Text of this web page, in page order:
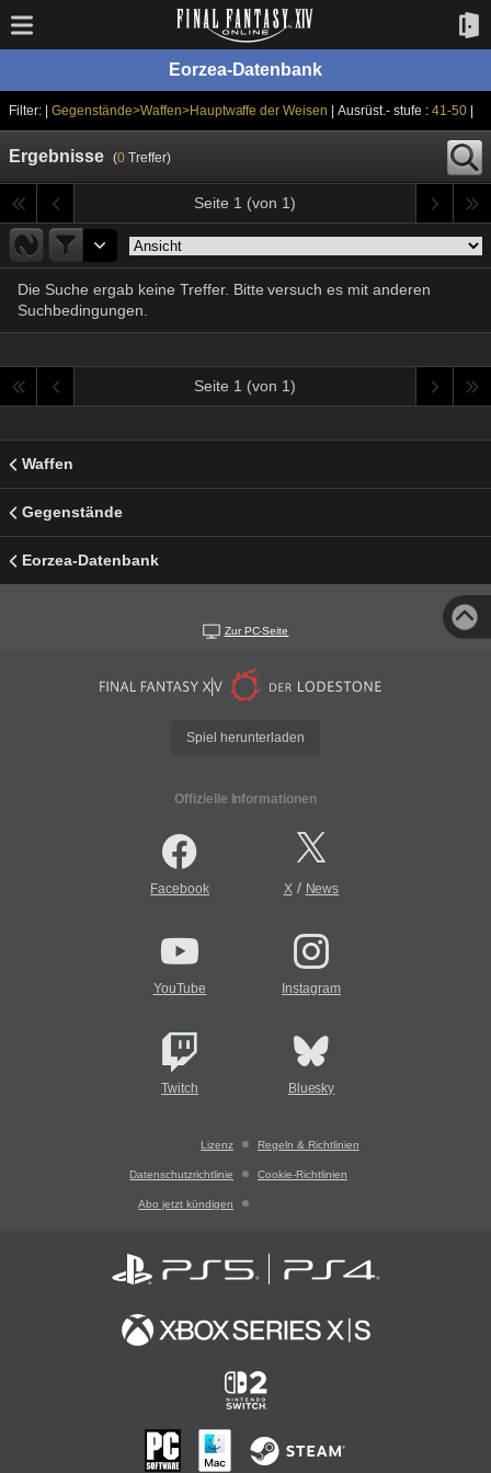
Eorzea-Datenbank
Filter: | Gegenstände>Waffen>Hauptwaffe der Weisen | Ausrüst.- stufe : 41-50|
Ergebnisse (0Treffer)
Seite 1 (von 1)
Die Suche ergab keine Treffer. Bitte versuch es mit anderen
Suchbedingungen.
Seite 1 (von 1)
Waffen
Gegenstände
Eorzea-Datenbank
Zur PC-Seite
Spiel herunterladen
Offizielle Informationen
Facebook X/ News
YouTube Instagram
Twitch Bluesky
Lizenz Regeln & Richtlinien
Datenschutzrichtlinie Cookie-Richtlinien
Abo jetzt kündigen